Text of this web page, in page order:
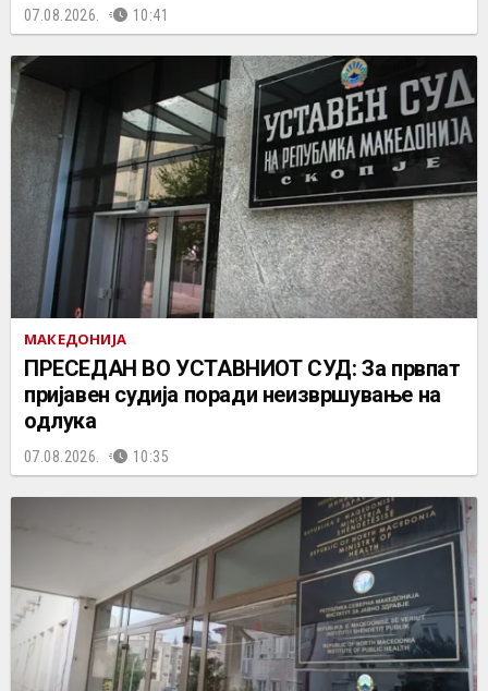
07.08.2026. 10:41
МАКЕДОНИЈА
ПРЕСЕДАН ВО УСТАВНИОТ СУД: За првпат
пријавен судија поради неизвршување на
одлука
07.08.2026. 10:35